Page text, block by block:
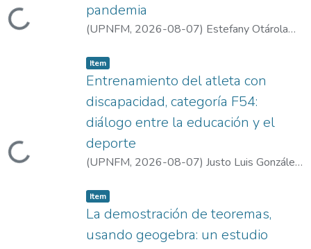
Loading...
pandemia
(UPNFM, 2026-08-07) Estefany Otárola
Loading...
Item type:
Item ,
Entrenamiento del atleta con
discapacidad, categoría F54:
diálogo entre la educación y el
deporte
(UPNFM, 2026-08-07) Justo Luis González
Item type:
Item ,
La demostración de teoremas,
usando geogebra: un estudio